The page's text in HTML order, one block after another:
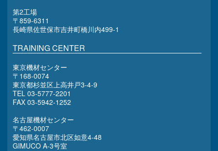
第2工場
〒859-6311
長崎県佐世保市吉井町橋川内499-1
TRAINING CENTER
東京機材センター
〒168-0074
東京都杉並区上高井戸3-4-9
TEL 03-5777-2201
FAX 03-5942-1252
名古屋機材センター
〒462-0007
愛知県名古屋市北区如意4-48
GIMUCO A-3号室